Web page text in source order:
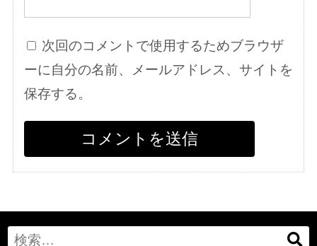
次回のコメントで使用するためブラウザ
ーに自分の名前、メールアドレス、サイトを
保存する。
Search